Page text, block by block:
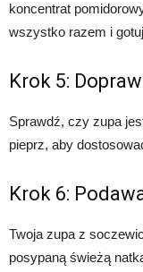
koncentrat
wszystko razem i
Krok 5:
Sprawdź, czy zupa
pieprz, aby
Krok 6:
Twoja zupa z
posypaną świeżą